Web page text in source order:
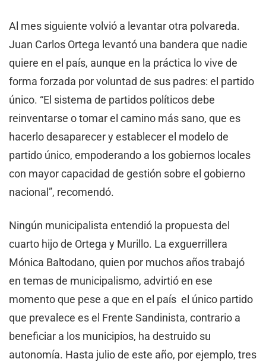
Al mes siguiente volvió a levantar otra polvareda.
Juan Carlos Ortega levantó una bandera que nadie
quiere en el país, aunque en la práctica lo vive de
forma forzada por voluntad de sus padres: el partido
único. “El sistema de partidos políticos debe
reinventarse o tomar el camino más sano, que es
hacerlo desaparecer y establecer el modelo de
partido único, empoderando a los gobiernos locales
con mayor capacidad de gestión sobre el gobierno
nacional”, recomendó.
Ningún municipalista entendió la propuesta del
cuarto hijo de Ortega y Murillo. La exguerrillera
Mónica Baltodano, quien por muchos años trabajó
en temas de municipalismo, advirtió en ese
momento que pese a que en el país el único partido
que prevalece es el Frente Sandinista, contrario a
beneficiar a los municipios, ha destruido su
autonomía. Hasta julio de este año, por ejemplo, tres